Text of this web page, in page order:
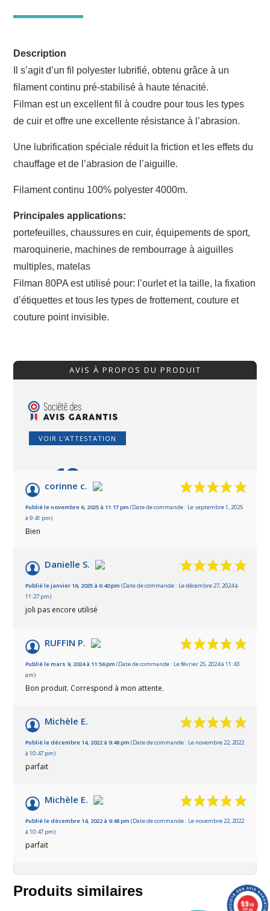
Description
Il s’agit d’un fil polyester lubrifié, obtenu grâce à un
filament continu pré-stabilisé à haute ténacité.
Filman est un excellent fil à coudre pour tous les types
de cuir et offre une excellente résistance à l’abrasion.
Une lubrification spéciale réduit la friction et les effets du
chauffage et de l’abrasion de l’aiguille.
Filament continu 100% polyester 4000m.
Principales applications:
portefeuilles, chaussures en cuir, équipements de sport,
maroquinerie, machines de rembourrage à aiguilles
multiples, matelas
Filman 80PA est utilisé pour: l’ourlet et la taille, la fixation
d’étiquettes et tous les types de frottement, couture et
couture point invisible.
AVIS À PROPOS DU PRODUIT
VOIR L'ATTESTATION
10/10
Basé sur 5 avis
corinne c.
Publié le novembre 6, 2025 à 11:17 pm (Date de commande : Le septembre 1, 2025
à 9:41 pm)
Bien
Danielle S.
Publié le janvier 16, 2025 à 6:40 pm (Date de commande : Le décembre 27, 2024 à
11:27 pm)
joli pas encore utilisé
RUFFIN P.
Publié le mars 9, 2024 à 11:56 pm (Date de commande : Le février 25, 2024 à 11:43
am)
Bon produit. Correspond à mon attente.
Michèle E.
Publié le décembre 14, 2022 à 9:48 pm (Date de commande : Le novembre 22, 2022
à 10:47 pm)
parfait
Michèle E.
Publié le décembre 14, 2022 à 9:48 pm (Date de commande : Le novembre 22, 2022
à 10:47 pm)
parfait
Produits similaires
9.9/10
1387 avis